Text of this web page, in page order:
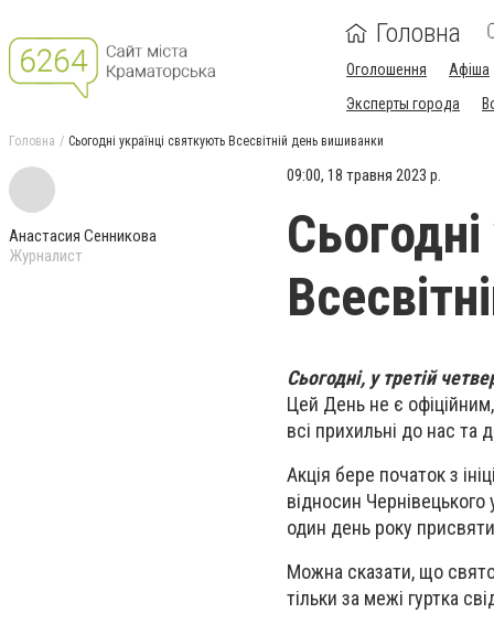
Головна
Оголошення Афіша
Эксперты города
Головна Сьогодні українці святкують Всесвітній день вишиванки
Анастасия Сенникова
Журналист
09:00, 18 травня 2023 р.
Сьогодні, у третій
Цей День не є офіційним,
всі прихильні до нас та
Акція бере початок з
відносин
один день року
Можна сказати, що
тільки за межі гуртка